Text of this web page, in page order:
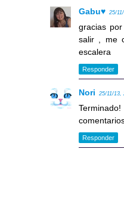
Gabu♥ 25/
gracias
salir , me
escalera
Responder
Nori 25/11/13,
Responder